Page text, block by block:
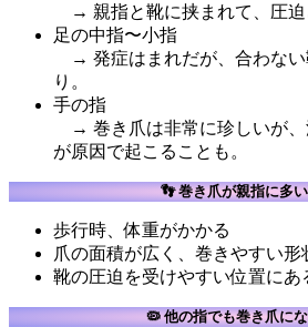
→ 親指と靴に挟まれて、圧迫
足の中指〜小指
→ 発症はまれだが、合わない
り。
手の指
→ 巻き爪は非常に珍しいが、
が原因で起こることも。
👣 巻き爪が親指に多
歩行時、体重がかかる
爪の面積が広く、巻きやすい形
靴の圧迫を受けやすい位置にあ
🦠 他の指でも巻き爪に